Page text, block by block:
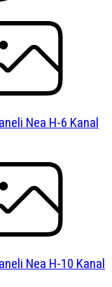
Nea H-6 Kanal
Nea H-10 Kanal